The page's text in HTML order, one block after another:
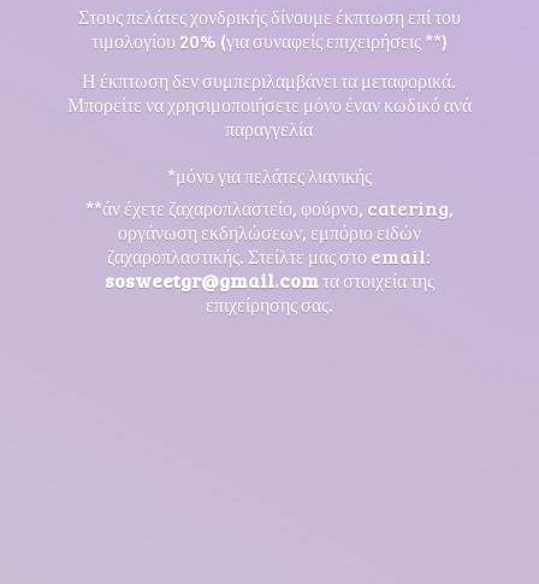
Στους πελάτες χονδρικής δίνουμε έκπτωση επί του
τιμολογίου 20% (για συναφείς επιχειρήσεις **)
Η έκπτωση δεν συμπεριλαμβάνει τα μεταφορικά.
Μπορείτε να χρησιμοποιήσετε μόνο έναν κωδικό ανά
παραγγελία
*μόνο για πελάτες λιανικής
**άν έχετε ζαχαροπλαστείο, φούρνο, catering,
οργάνωση εκδηλώσεων, εμπόριο ειδών
ζαχαροπλαστικής. Στείλτε μας στο email:
sosweetgr@gmail.comτα στοιχεία της
επιχείρησης σας.